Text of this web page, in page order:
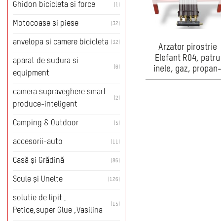
Ghidon bicicleta si force (1)
Motocoase si piese (32)
anvelopa si camere bicicleta (32)
aparat de sudura si
equipment
(6)
camera supraveghere smart -
produce-inteligent
(2)
Camping & Outdoor (5)
accesorii-auto (11)
Casă și Grădină (86)
Scule și Unelte (126)
solutie de lipit ,
Petice,super Glue ,Vasilina
(15)
Arzator pirostrie
Elefant R04, patru
inele, gaz, propan-
butan, putere 20.8